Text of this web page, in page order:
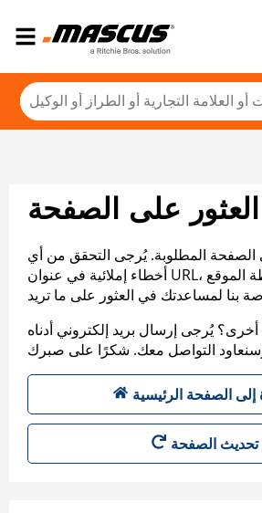
على الصفحة
الصفحة المطلوبة. يُرجى التحقق من أي
أخطاء إملائية في عنوان URL، أو عرض خريطة الموقع
يُرجى إرسال بريد إلكتروني أدناه
إلى الصفحة الرئيسية
تحديث الصفحة